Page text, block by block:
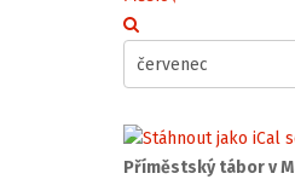
Příměstský tábor v